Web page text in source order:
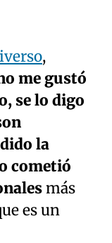
,
me gustó
se lo digo
la
cometió
más
es un